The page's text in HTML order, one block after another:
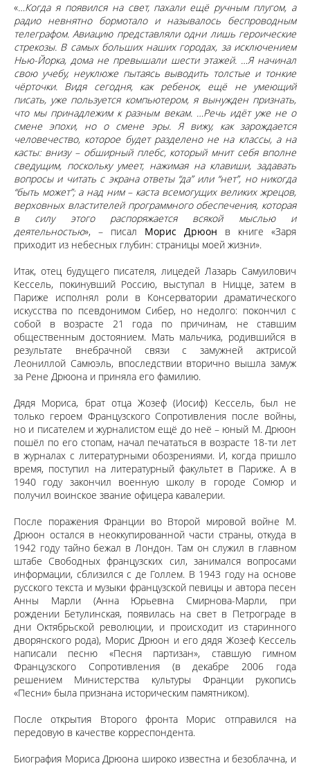
«…Когда я появился на свет, пахали ещё ручным плугом, а
радио невнятно бормотало и называлось беспроводным
телеграфом. Авиацию представляли одни лишь героические
стрекозы. В самых больших наших городах, за исключением
Нью-Йорка, дома не превышали шести этажей. …Я начинал
свою учебу, неуклюже пытаясь выводить толстые и тонкие
чёрточки. Видя сегодня, как ребенок, ещё не умеющий
писать, уже пользуется компьютером, я вынужден признать,
что мы принадлежим к разным векам. …Речь идёт уже не о
смене эпохи, но о смене эры. Я вижу, как зарождается
человечество, которое будет разделено не на классы, а на
касты: внизу – обширный плебс, который мнит себя вполне
сведущим, поскольку умеет, нажимая на клавиши, задавать
вопросы и читать с экрана ответы “да” или “нет”, но никогда
“быть может”; а над ним – каста всемогущих великих жрецов,
верховных властителей программного обеспечения, которая
в силу этого распоряжается всякой мыслью и
деятельностью», – писал Морис Дрюон в книге «Заря
приходит из небесных глубин: страницы моей жизни».
Итак, отец будущего писателя, лицедей Лазарь Самуилович
Кессель, покинувший Россию, выступал в Ницце, затем в
Париже исполнял роли в Консерватории драматического
искусства по псевдонимом Сибер, но недолго: покончил с
собой в возрасте 21 года по причинам, не ставшим
общественным достоянием. Мать мальчика, родившийся в
результате внебрачной связи с замужней актрисой
Леониллой Самюэль, впоследствии вторично вышла замуж
за Рене Дрюона и приняла его фамилию.
Дядя Мориса, брат отца Жозеф (Иосиф) Кессель, был не
только героем Французского Сопротивления после войны,
но и писателем и журналистом ещё до неё – юный М. Дрюон
пошёл по его стопам, начал печататься в возрасте 18-ти лет
в журналах с литературными обозрениями. И, когда пришло
время, поступил на литературный факультет в Париже. А в
1940 году закончил военную школу в городе Сомюр и
получил воинское звание офицера кавалерии.
После поражения Франции во Второй мировой войне М.
Дрюон остался в неоккупированной части страны, откуда в
1942 году тайно бежал в Лондон. Там он служил в главном
штабе Свободных французских сил, занимался вопросами
информации, сблизился с де Голлем. В 1943 году на основе
русского текста и музыки французской певицы и автора песен
Анны Марли (Анна Юрьевна Смирнова-Марли, при
рождении Бетулинская, появилась на свет в Петрограде в
дни Октябрьской революции, и происходит из старинного
дворянского рода), Морис Дрюон и его дядя Жозеф Кессель
написали песню «Песня партизан», ставшую гимном
Французского Сопротивления (в декабре 2006 года
решением Министерства культуры Франции рукопись
«Песни» была признана историческим памятником).
После открытия Второго фронта Морис отправился на
передовую в качестве корреспондента.
Биография Мориса Дрюона широко известна и безоблачна, и